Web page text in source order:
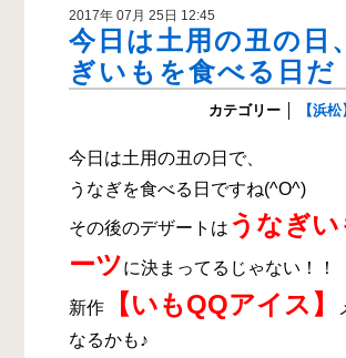
2017年 07月 25日 12:45
今日は土用の丑の日
ぎいもを食べる日だ
カテゴリー 【浜
今日は土用の丑の日で、
うなぎを食べる日ですね(^O^)
その後のデザートは うなぎい
ーツに決まってるじゃない！！
新作 【いもQQアイス】
なるかも♪